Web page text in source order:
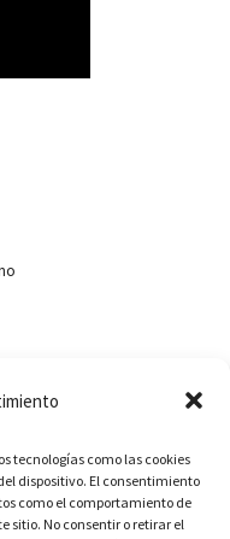
tecnologías como las cookies
dispositivo. El consentimiento
como el comportamiento de
sitio. No consentir o retirar el